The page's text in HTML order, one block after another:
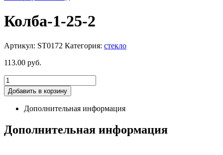
Колба-1-25-2
Артикул: ST0172 Категория: стекло
113.00 руб.
Добавить в корзину
Дополнительная информация
Дополнительная информация